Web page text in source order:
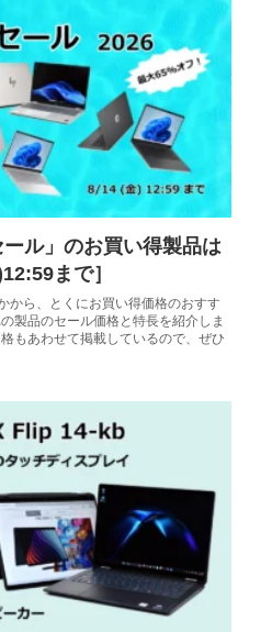
ル」のお買い得製品は
まで］
から、とくにお買い得価格のおすす
製品のセール価格と特長を紹介しま
もあわせて掲載しているので、ぜひ